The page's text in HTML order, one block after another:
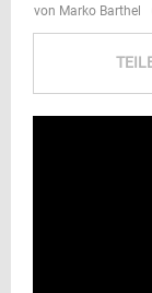
von Marko Barthel